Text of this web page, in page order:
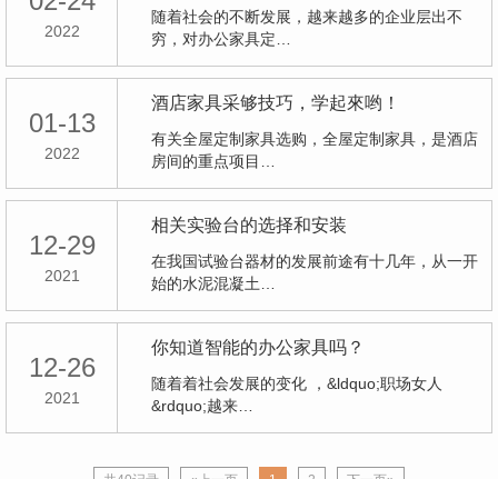
2022
随着社会的不断发展，越来越多的企业层出不
穷，对办公家具定…
01-13
2022
酒店家具采够技巧，学起來哟！
有关全屋定制家具选购，全屋定制家具，是酒店
房间的重点项目…
12-29
2021
相关实验台的选择和安装
在我国试验台器材的发展前途有十几年，从一开
始的水泥混凝土…
12-26
2021
你知道智能的办公家具吗？
随着着社会发展的变化 ，&ldquo;职场女人
&rdquo;越来…